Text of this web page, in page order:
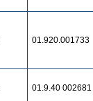
01.920.001733
01.9.40 002681